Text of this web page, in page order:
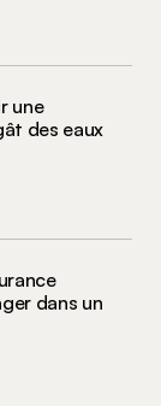
une
des eaux
dans un